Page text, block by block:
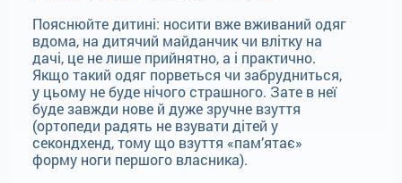
Пояснюйте дитині: носити вже вживаний одяг
вдома, на дитячий майданчик чи влітку на
дачі, це не лише прийнятно, а і практично.
Якщо такий одяг порветься чи забрудниться,
у цьому не буде нічого страшного. Зате в неї
буде завжди нове й дуже зручне взуття
(ортопеди радять не взувати дітей у
секондхенд, тому що взуття «пам’ятає»
форму ноги першого власника).